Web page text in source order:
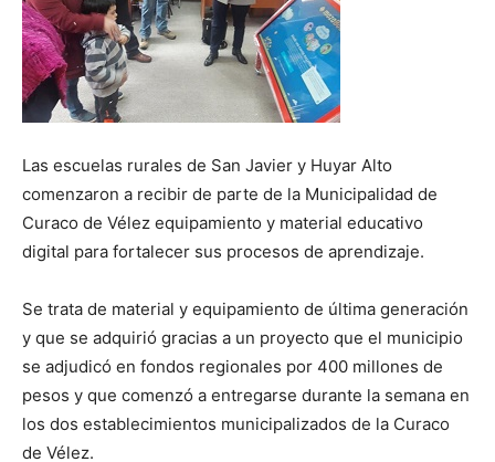
Las escuelas rurales de San Javier y Huyar Alto
comenzaron a recibir de parte de la Municipalidad de
Curaco de Vélez equipamiento y material educativo
digital para fortalecer sus procesos de aprendizaje.
Se trata de material y equipamiento de última generación
y que se adquirió gracias a un proyecto que el municipio
se adjudicó en fondos regionales por 400 millones de
pesos y que comenzó a entregarse durante la semana en
los dos establecimientos municipalizados de la Curaco
de Vélez.